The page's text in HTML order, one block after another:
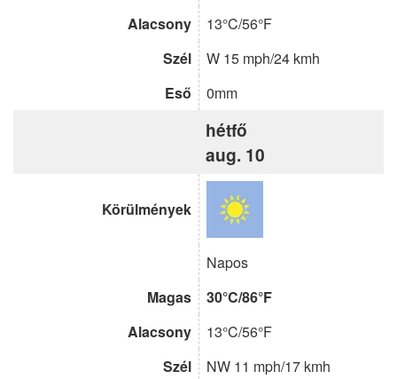
Alacsony
13°C/56°F
Szél
W 15 mph/24 kmh
Eső
0mm
hétfő
aug. 10
Körülmények
Napos
Magas
30°C/86°F
Alacsony
13°C/56°F
Szél
NW 11 mph/17 kmh